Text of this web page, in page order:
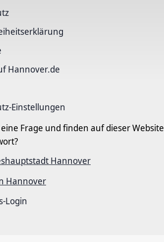
Hannover.de
Einstellungen
Frage und finden auf dieser Website
Hannover
Hannover
Login